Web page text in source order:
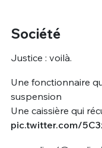
Société
Justice : voilà.
Une fonctionnaire
suspension
Une caissière qui
pic.twitter.com/